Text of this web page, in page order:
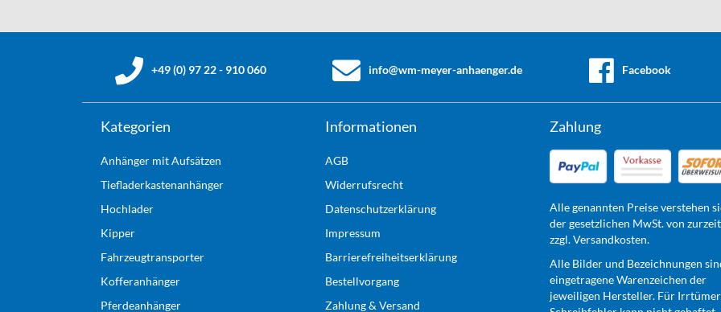
+49 (0) 97 22 - 910 060 info@wm-meyer-anhaenger.de Facebook
Kategorien
Anhänger mit Aufsätzen
Tiefladerkastenanhänger
Hochlader
Kipper
Fahrzeugtransporter
Kofferanhänger
Pferdeanhänger
Informationen
AGB
Widerrufsrecht
Datenschutzerklärung
Impressum
Barrierefreiheitserklärung
Bestellvorgang
Zahlung & Versand
Zahlung
Alle genannten Preise verstehen
der gesetzlichen MwSt. von
zzgl. Versandkosten.
Alle Bilder und Bezeichnungen
eingetragene Warenzeichen der
jeweiligen Hersteller. Für